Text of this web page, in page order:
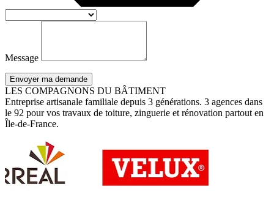
Message
Envoyer ma demande
LES COMPAGNONS DU BÂTIMENT
Entreprise artisanale familiale depuis 3 générations. 3 agences dans
le 92 pour vos travaux de toiture, zinguerie et rénovation partout en
Île-de-France.